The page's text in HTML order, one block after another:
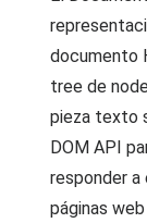
documento
tree de
pieza texto
DOM API
responder a
páginas